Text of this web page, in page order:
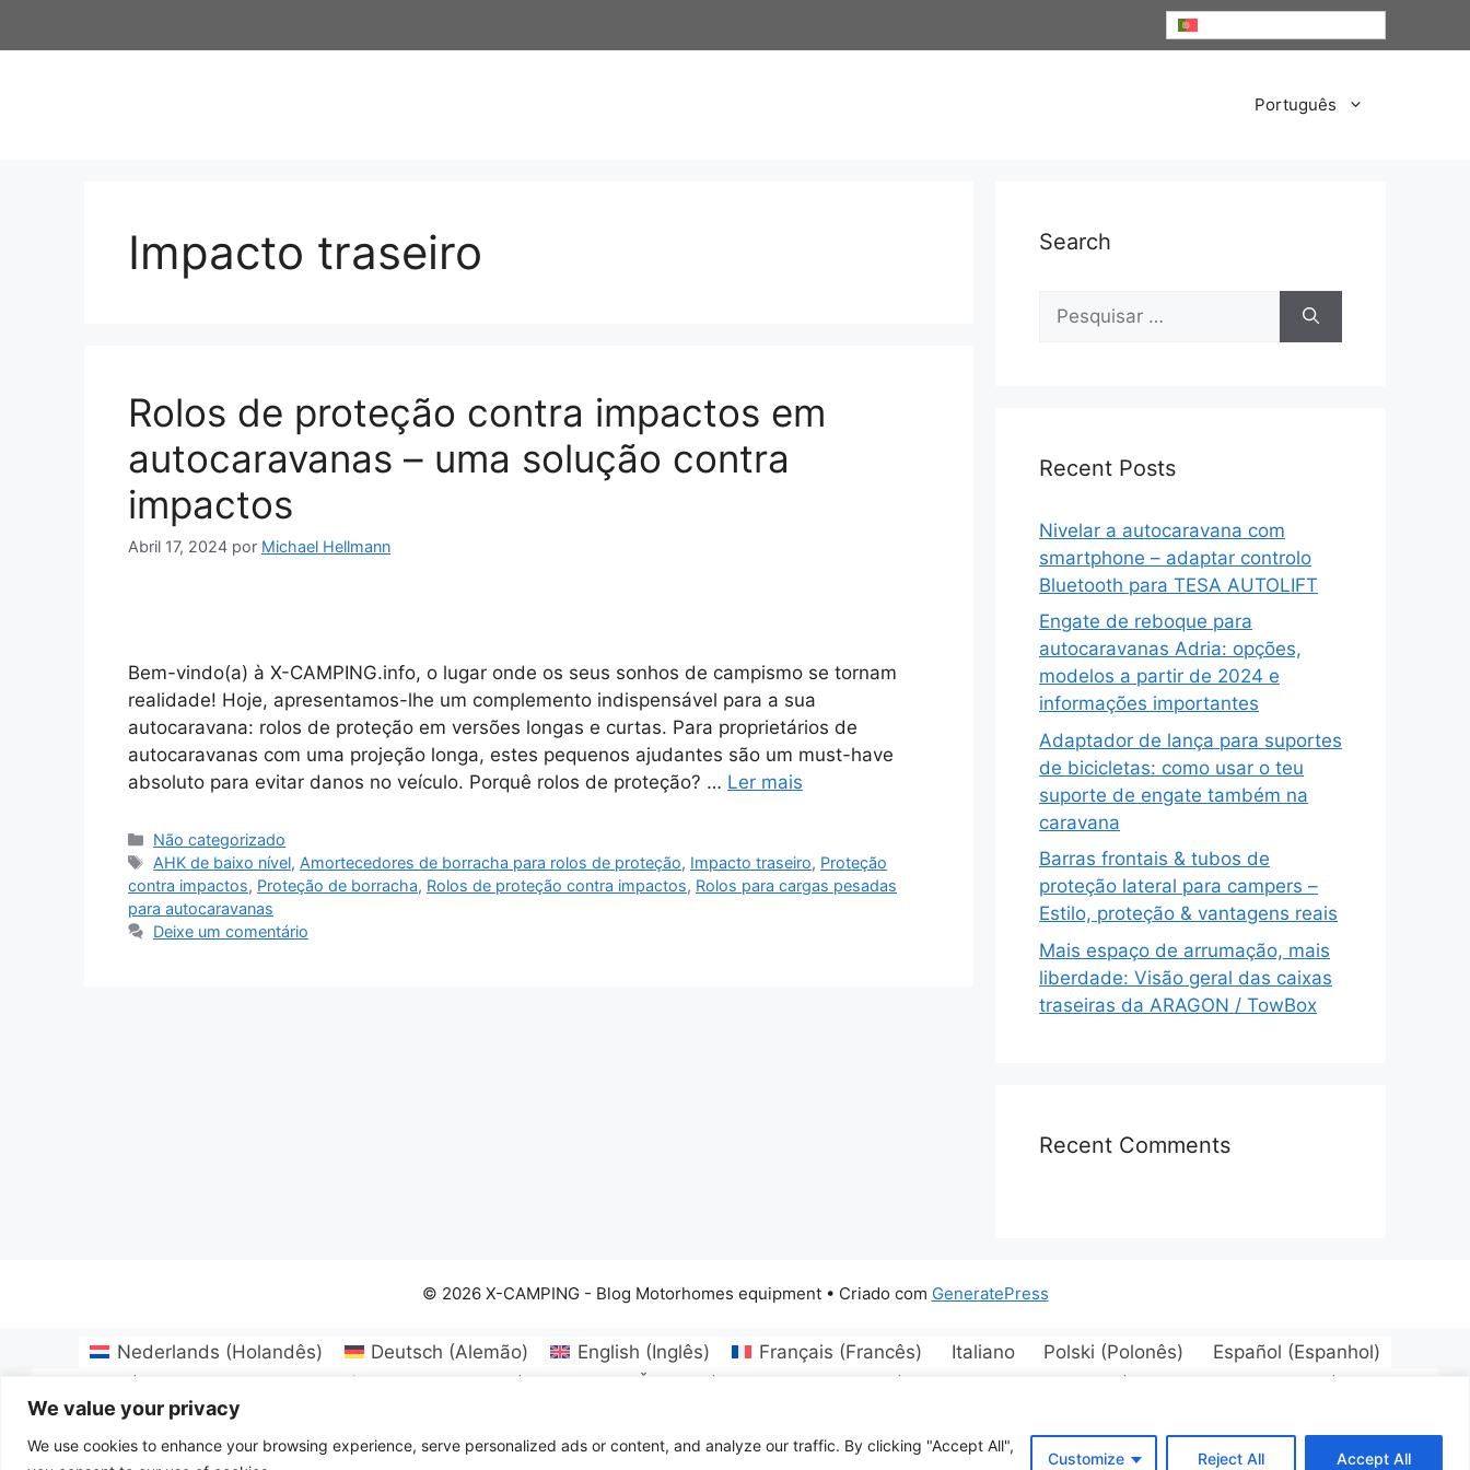
We value your privacy
We use cookies to enhance your browsing experience, serve personalized ads or content, and analyze our traffic. By clicking "Accept All",
Customize Reject All Accept All
Português
Impacto traseiro
Rolos de proteção contra impactos em
autocaravanas – uma solução contra
impactos
Abril 17, 2024 por Michael Hellmann
Bem-vindo(a) à X-CAMPING.info, o lugar onde os seus sonhos de campismo se tornam
realidade! Hoje, apresentamos-lhe um complemento indispensável para a sua
autocaravana: rolos de proteção em versões longas e curtas. Para proprietários de
autocaravanas com uma projeção longa, estes pequenos ajudantes são um must-have
absoluto para evitar danos no veículo. Porquê rolos de proteção? … Ler mais
Categorias
Não categorizado
Etiquetas
AHK de baixo nível, Amortecedores de borracha para rolos de proteção, Impacto traseiro, Proteção
contra impactos, Proteção de borracha, Rolos de proteção contra impactos, Rolos para cargas pesadas
para autocaravanas
Deixe um comentário
Search
por:
Recent Posts
Nivelar a autocaravana com
smartphone – adaptar controlo
Bluetooth para TESA AUTOLIFT
Engate de reboque para
autocaravanas Adria: opções,
modelos a partir de 2024 e
informações importantes
Adaptador de lança para suportes
de bicicletas: como usar o teu
suporte de engate também na
caravana
Barras frontais & tubos de
proteção lateral para campers –
Estilo, proteção & vantagens reais
Mais espaço de arrumação, mais
liberdade: Visão geral das caixas
traseiras da ARAGON / TowBox
Recent Comments
© 2026 X-CAMPING - Blog Motorhomes equipment• Criado com GeneratePress
Nederlands (Holandês) Deutsch (Alemão) English (Inglês) Français (Francês) Italiano Polski (Polonês) Español (Espanhol)
(Sueco Búlgaro ( Čeština (Tcheco (Dinamarquês ( (
Magyar(Húngaro
Slovenčina(Eslavo) Türkçe(Turco) Українська( Ucraniano